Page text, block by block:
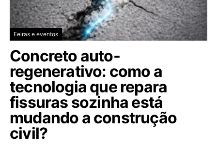
Feiras e eventos
Concreto auto-
regenerativo: como a
tecnologia que repara
fissuras sozinha está
mudando a construção
civil?